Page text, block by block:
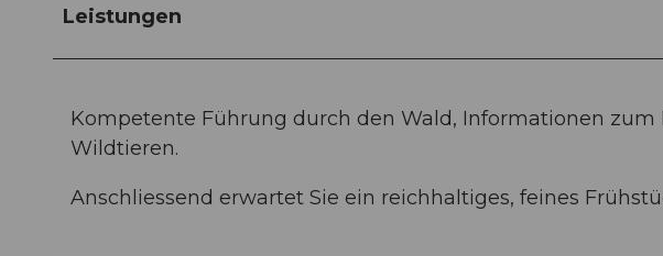
Leistungen
Kompetente Führung durch den Wald, Informationen
Wildtieren.
Anschliessend erwartet Sie ein reichhaltiges, feines